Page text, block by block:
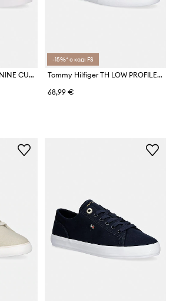
Tommy Hilfiger TH FEMININE CUPSOLE LEATHER ниски кецове дамски
-15%* с код: FS
Tommy Hilfiger TH LOW PROFILE VULC CANVAS ниски кецове дамски
68,99 €